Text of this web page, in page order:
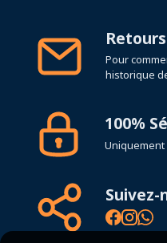
Retours
Pour
historique
100%
Suivez-